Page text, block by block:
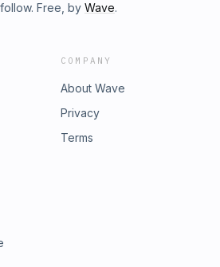
Free, by Wave.
COMPANY
About Wave
Privacy
Terms